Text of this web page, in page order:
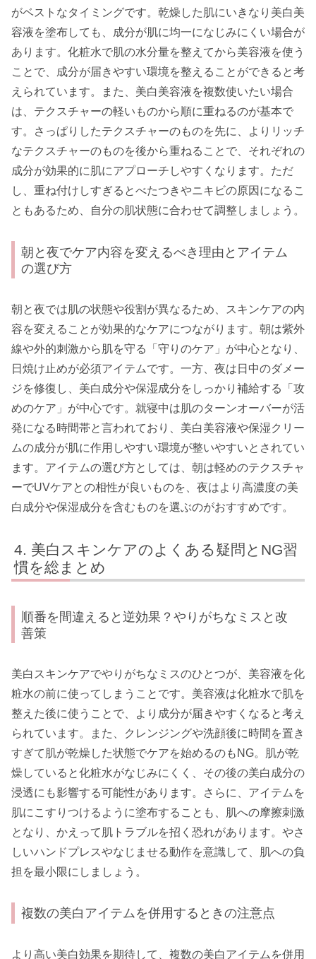
がベストなタイミングです。乾燥した肌にいきなり美白美
容液を塗布しても、成分が肌に均一になじみにくい場合が
あります。化粧水で肌の水分量を整えてから美容液を使う
ことで、成分が届きやすい環境を整えることができると考
えられています。また、美白美容液を複数使いたい場合
は、テクスチャーの軽いものから順に重ねるのが基本で
す。さっぱりしたテクスチャーのものを先に、よりリッチ
なテクスチャーのものを後から重ねることで、それぞれの
成分が効果的に肌にアプローチしやすくなります。ただ
し、重ね付けしすぎるとべたつきやニキビの原因になるこ
ともあるため、自分の肌状態に合わせて調整しましょう。
朝と夜でケア内容を変えるべき理由とアイテム
の選び方
朝と夜では肌の状態や役割が異なるため、スキンケアの内
容を変えることが効果的なケアにつながります。朝は紫外
線や外的刺激から肌を守る「守りのケア」が中心となり、
日焼け止めが必須アイテムです。一方、夜は日中のダメー
ジを修復し、美白成分や保湿成分をしっかり補給する「攻
めのケア」が中心です。就寝中は肌のターンオーバーが活
発になる時間帯と言われており、美白美容液や保湿クリー
ムの成分が肌に作用しやすい環境が整いやすいとされてい
ます。アイテムの選び方としては、朝は軽めのテクスチャ
ーでUVケアとの相性が良いものを、夜はより高濃度の美
白成分や保湿成分を含むものを選ぶのがおすすめです。
美白スキンケアのよくある疑問とNG習
慣を総まとめ
順番を間違えると逆効果？やりがちなミスと改
善策
美白スキンケアでやりがちなミスのひとつが、美容液を化
粧水の前に使ってしまうことです。美容液は化粧水で肌を
整えた後に使うことで、より成分が届きやすくなると考え
られています。また、クレンジングや洗顔後に時間を置き
すぎて肌が乾燥した状態でケアを始めるのもNG。肌が乾
燥していると化粧水がなじみにくく、その後の美白成分の
浸透にも影響する可能性があります。さらに、アイテムを
肌にこすりつけるように塗布することも、肌への摩擦刺激
となり、かえって肌トラブルを招く恐れがあります。やさ
しいハンドプレスやなじませる動作を意識して、肌への負
担を最小限にしましょう。
複数の美白アイテムを併用するときの注意点
より高い美白効果を期待して、複数の美白アイテムを併用